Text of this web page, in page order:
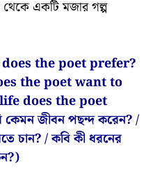
থেকে একটি মজার গল্প
the poet prefer?
the poet want to
does the poet
জীবন পছন্দ করেন? /
চান? / কবি কী ধরনের